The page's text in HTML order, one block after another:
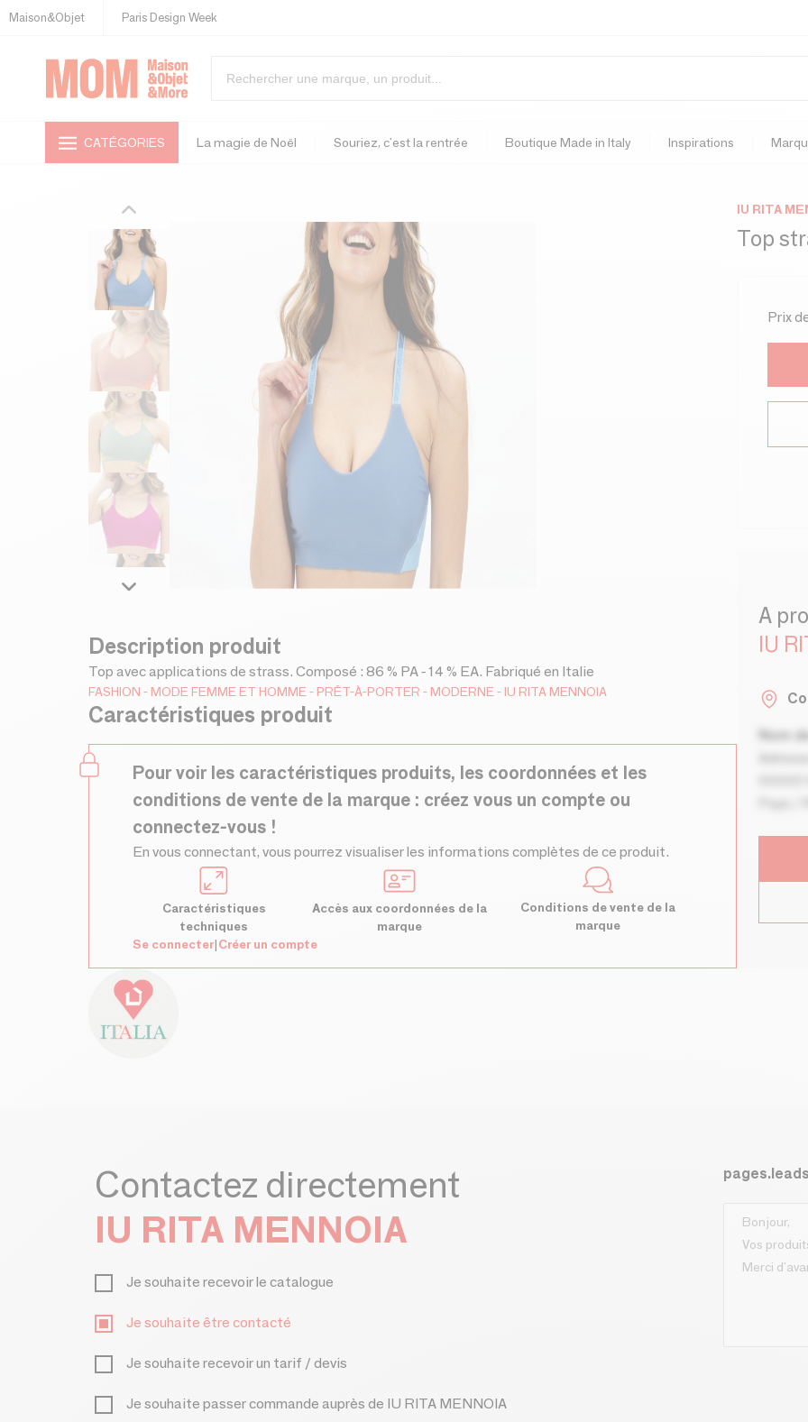
Maison&Objet Paris Design Week
CATÉGORIES La magie de Noël Souriez, c'est la rentrée Boutique Made in Italy Inspirations
Description produit
Top avec applications de strass. Composé : 86 % PA - 14 % EA. Fabriqué en Italie
FASHION MODE FEMME ET HOMME PRÊT-À-PORTER MODERNE IU RITA MENNOIA
Caractéristiques produit
Pour voir les caractéristiques produits, les coordonnées et les
conditions de vente de la marque : créez vous un compte ou
connectez-vous !
En vous connectant, vous pourrez visualiser les informations complètes de ce produit.
Caractéristiques
techniques
Accès aux coordonnées de la
marque
Conditions de vente de la
marque
Se connecter|Créer un compte
IU RITA
Top
Prix
A
IU
Nom
Pays /
Contactez directement
IU RITA MENNOIA
Je souhaite recevoir le catalogue
Je souhaite être contacté
Je souhaite recevoir un tarif / devis
Je souhaite passer commande auprès de IU RITA MENNOIA